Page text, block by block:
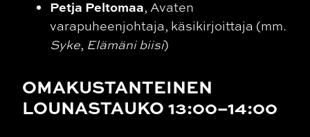
Petja Peltomaa, Avaten
varapuheenjohtaja, käsikirjoittaja (mm.
Syke, Elämäni biisi)
OMAKUSTANTEINEN
LOUNASTAUKO 13:00–14:00